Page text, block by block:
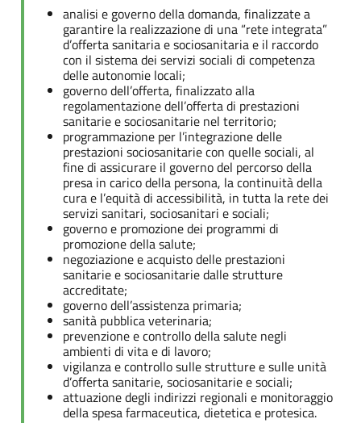
analisi e governo della domanda, finalizzate a
garantire la realizzazione di una “rete integrata”
d’offerta sanitaria e sociosanitaria e il raccordo
con il sistema dei servizi sociali di competenza
delle autonomie locali;
governo dell’offerta, finalizzato alla
regolamentazione dell’offerta di prestazioni
sanitarie e sociosanitarie nel territorio;
programmazione per l’integrazione delle
prestazioni sociosanitarie con quelle sociali, al
fine di assicurare il governo del percorso della
presa in carico della persona, la continuità della
cura e l’equità di accessibilità, in tutta la rete dei
servizi sanitari, sociosanitari e sociali;
governo e promozione dei programmi di
promozione della salute;
negoziazione e acquisto delle prestazioni
sanitarie e sociosanitarie dalle strutture
accreditate;
governo dell’assistenza primaria;
sanità pubblica veterinaria;
prevenzione e controllo della salute negli
ambienti di vita e di lavoro;
vigilanza e controllo sulle strutture e sulle unità
d’offerta sanitarie, sociosanitarie e sociali;
attuazione degli indirizzi regionali e monitoraggio
della spesa farmaceutica, dietetica e protesica.